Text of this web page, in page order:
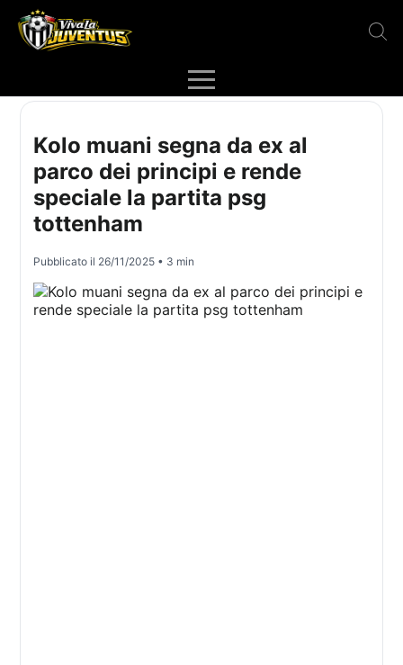
Kolo muani segna da ex al
parco dei principi e rende
speciale la partita psg
tottenham
Pubblicato il 26/11/2025 • 3 min